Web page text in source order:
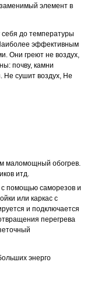
элемент в
себя до температуры
эффективным
Они греют не воздух,
почву, камни
Не сушит воздух, Не
маломощный обогрев.
итд.
помощью саморезов и
или каркас с
и подключается
перегрева
энерго